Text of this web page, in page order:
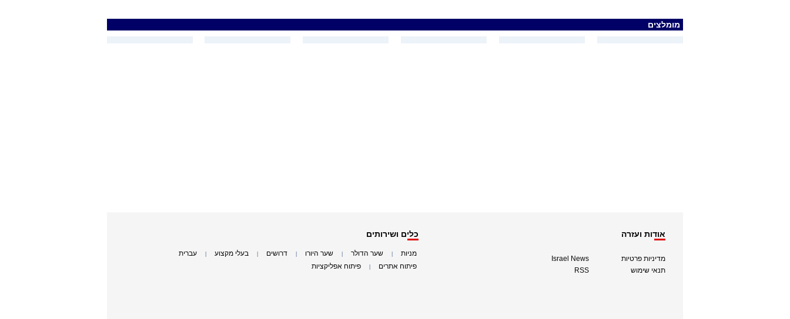
מומלצים
אודות ועזרה
מדיניות פרטיות
תנאי שימוש
Israel News
RSS
כלים ושירותים
מניות שער הדולר שער היורו דרושים בעלי מקצוע עברית
פיתוח אתרים פיתוח אפליקציות